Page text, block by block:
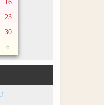
16
23
30
6